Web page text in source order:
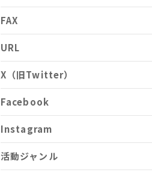
FAX
URL
X（旧Twitter）
Facebook
Instagram
活動ジャンル